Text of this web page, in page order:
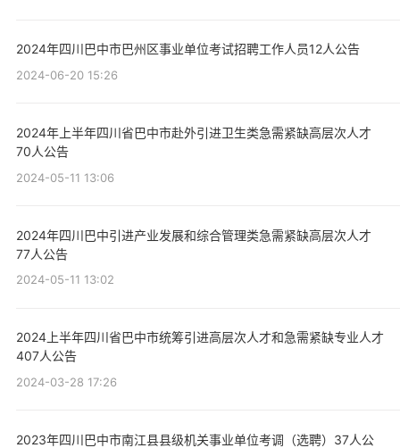
2024年四川巴中市巴州区事业单位考试招聘工作人员12人公告
2024-06-20 15:26
2024年上半年四川省巴中市赴外引进卫生类急需紧缺高层次人才
70人公告
2024-05-11 13:06
2024年四川巴中引进产业发展和综合管理类急需紧缺高层次人才
77人公告
2024-05-11 13:02
2024上半年四川省巴中市统筹引进高层次人才和急需紧缺专业人才
407人公告
2024-03-28 17:26
2023年四川巴中市南江县县级机关事业单位考调（选聘）37人公